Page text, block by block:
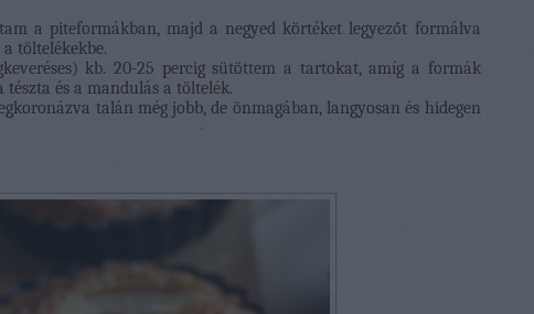
a piteformákban, majd a negyed körtéket legyezőt formálva
töltelékekbe.
kb. 20-25 percig sütöttem a tartokat, amíg a formák
és a mandulás a töltelék.
talán még jobb, de önmagában, langyosan és hidegen